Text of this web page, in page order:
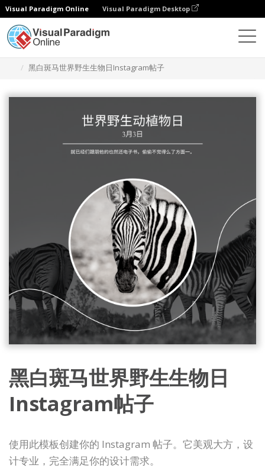
Visual Paradigm Online Visual Paradigm Desktop
黑白斑马世界野生生物日Instagram帖子
黑白斑马世界野生生物日
Instagram帖子
使用此模板创建你的 Instagram 帖子。它美观大方，设
计专业，完全满足你的设计需求。